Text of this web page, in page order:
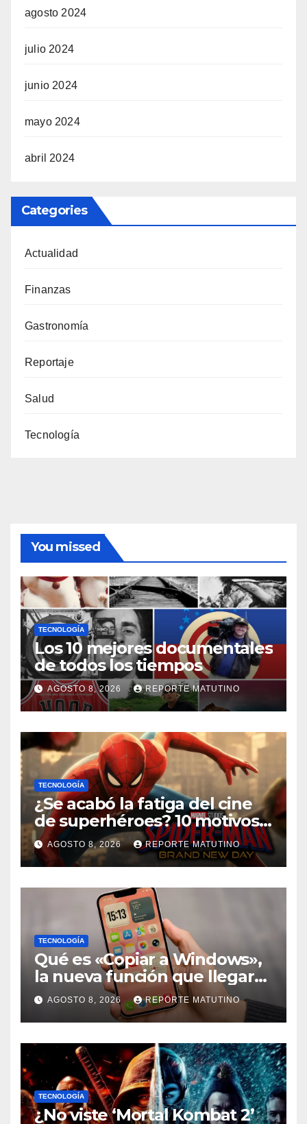
agosto 2024
julio 2024
junio 2024
mayo 2024
abril 2024
Categories
Actualidad
Finanzas
Gastronomía
Reportaje
Salud
Tecnología
You missed
TECNOLOGÍA
Los 10 mejores documentales
de todos los tiempos
AGOSTO 8, 2026 REPORTE MATUTINO
TECNOLOGÍA
¿Se acabó la fatiga del cine
de superhéroes? 10 motivos
por los que ‘Spider-Man:
Brand New Day» desmiente
esa teoría
AGOSTO 8, 2026 REPORTE MATUTINO
TECNOLOGÍA
Qué es «Copiar a Windows»,
la nueva función que llegará
al iPhone solo para Europa
AGOSTO 8, 2026 REPORTE MATUTINO
TECNOLOGÍA
¿No viste ‘Mortal Kombat 2’